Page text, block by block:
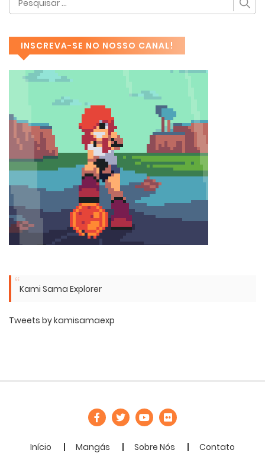
INSCREVA-SE NO NOSSO CANAL!
Kami Sama Explorer
Tweets by kamisamaexp
Início Mangás Sobre Nós Contato